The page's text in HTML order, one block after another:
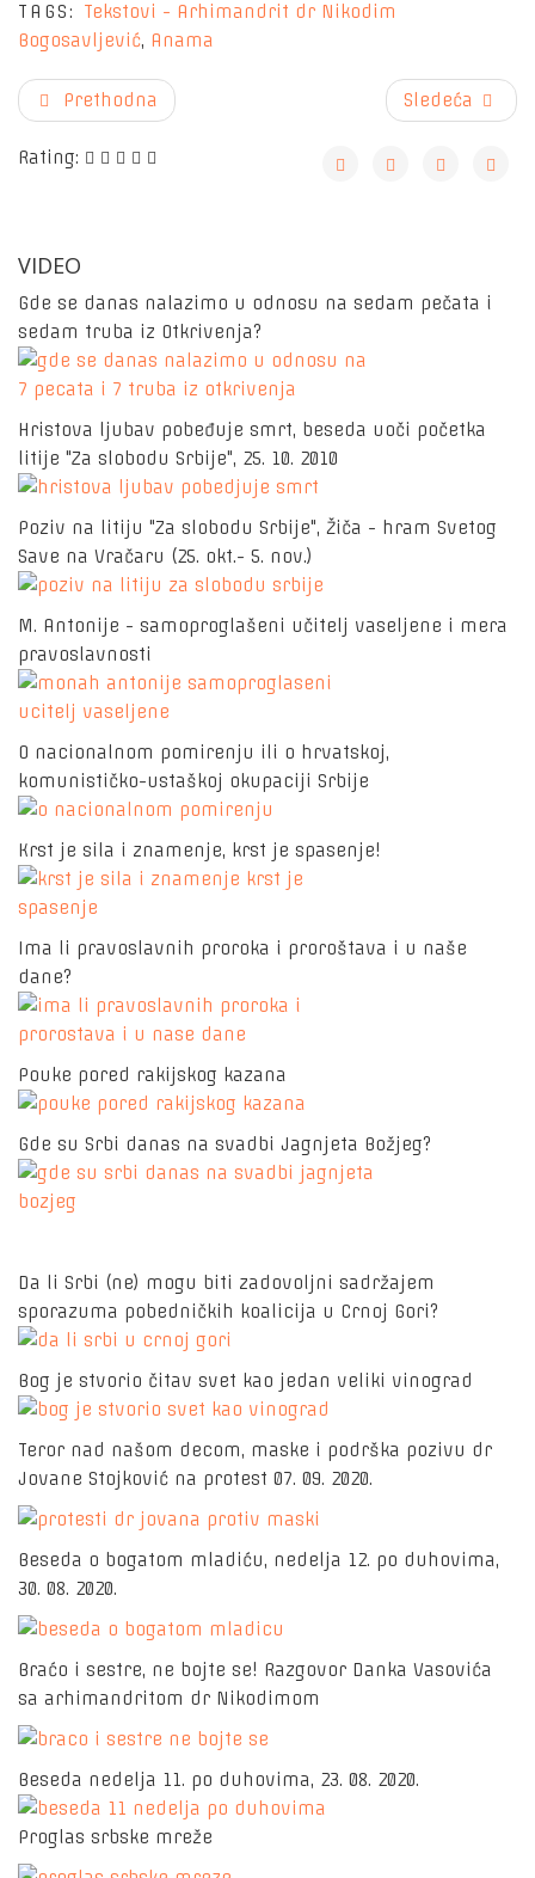
TAGS: Tekstovi - Arhimandrit dr Nikodim
Bogosavljević, Anama
Prethodna Sledeća
Rating:
VIDEO
Gde se danas nalazimo u odnosu na sedam pečata i
sedam truba iz Otkrivenja?
Hristova ljubav pobeđuje smrt, beseda uoči početka
litije "Za slobodu Srbije", 25. 10. 2010
Poziv na litiju "Za slobodu Srbije", Žiča - hram Svetog
Save na Vračaru (25. okt.- 5. nov.)
M. Antonije - samoproglašeni učitelj vaseljene i mera
pravoslavnosti
O nacionalnom pomirenju ili o hrvatskoj,
komunističko-ustaškoj okupaciji Srbije
Krst je sila i znamenje, krst je spasenje!
Ima li pravoslavnih proroka i proroštava i u naše
dane?
Pouke pored rakijskog kazana
Gde su Srbi danas na svadbi Jagnjeta Božjeg?
Da li Srbi (ne) mogu biti zadovoljni sadržajem
sporazuma pobedničkih koalicija u Crnoj Gori?
Bog je stvorio čitav svet kao jedan veliki vinograd
Teror nad našom decom, maske i podrška pozivu dr
Jovane Stojković na protest 07. 09. 2020.
Beseda o bogatom mladiću, nedelja 12. po duhovima,
30. 08. 2020.
Braćo i sestre, ne bojte se! Razgovor Danka Vasovića
sa arhimandritom dr Nikodimom
Beseda nedelja 11. po duhovima, 23. 08. 2020.
Proglas srbske mreže